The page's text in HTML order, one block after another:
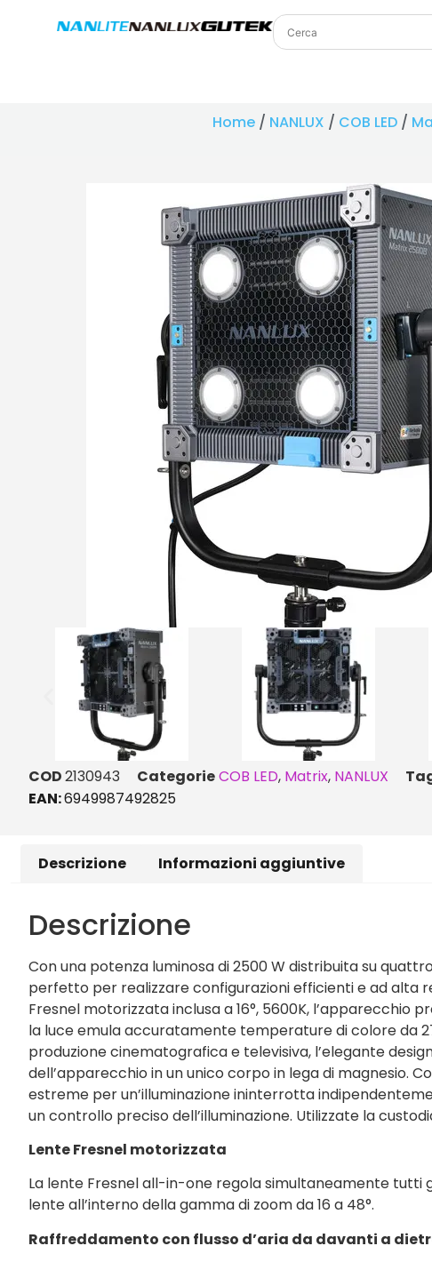
Home / NANLUX / COB LED /
COD2130943 CategorieCOB LED, Matrix, NANLUX
EAN:6949987492825
Descrizione Informazioni aggiuntive
Descrizione
Con una potenza luminosa di 2500 W distribuita su
perfetto per realizzare configurazioni efficienti e ad alta
Fresnel motorizzata inclusa a 16°, 5600K, l’apparecchio
la luce emula accuratamente temperature di colore da
produzione cinematografica e televisiva, l’elegante
dell’apparecchio in un unico corpo in lega di magnesio.
estreme per un’illuminazione ininterrotta
un controllo preciso dell’illuminazione. Utilizzate la
Lente Fresnel motorizzata
La lente Fresnel all-in-one regola simultaneamente
lente all’interno della gamma di zoom da 16 a 48°.
Raffreddamento con flusso d’aria da davanti a